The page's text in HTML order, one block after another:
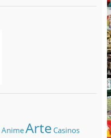
AnimeArte Casinos